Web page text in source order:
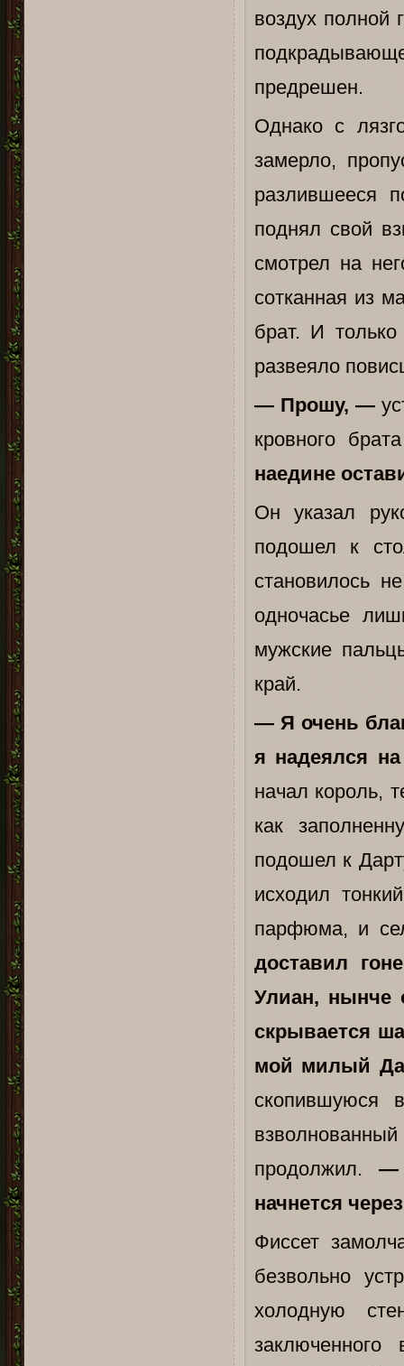
воздух полной
предрешен.
Однако с
замерло,
разлившееся
поднял свой
смотрел на
сотканная из
брат. И
развеяло
— Прошу, —
кровного
наедине
Он указал
подошел к
становилось
одночасье
мужские
край.
— Я очень
я надеялся
начал король,
как
подошел к
исходил
парфюма, и
доставил
Улиан, нынче
скрывается
мой милый
скопившуюся
продолжил. —
начнется
Фиссет
безвольно
холодную